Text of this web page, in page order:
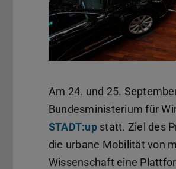
Am 24. und 25.
Bundesministerium für
STADT:up statt. Ziel des
die urbane Mobilität von
Wissenschaft eine